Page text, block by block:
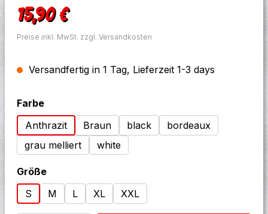
Regulärer Preis:
15,90 €
Preise inkl. MwSt. zzgl. Versandkosten
Versandfertig in 1 Tag, Lieferzeit 1-3 days
Farbeauswählen
Anthrazit
Braun black
bordeaux
grau melliert
white
Größeauswählen
S
M L XL XXL